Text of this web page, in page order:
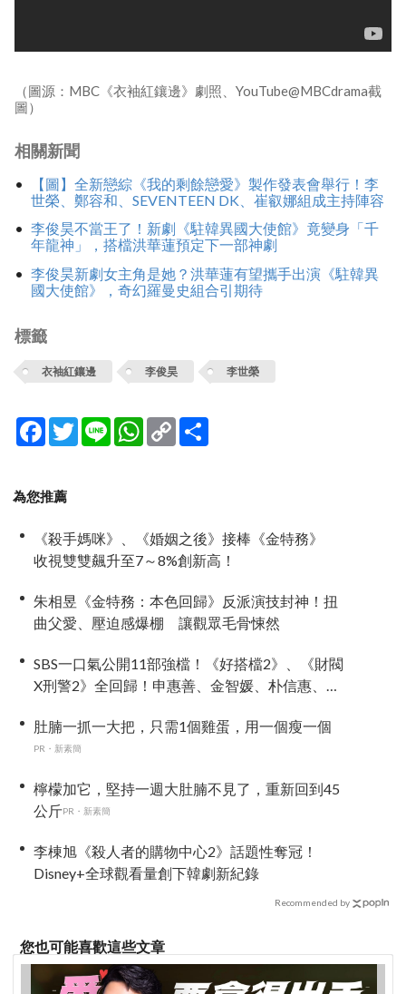
（圖源：MBC《衣袖紅鑲邊》劇照、YouTube@MBCdrama截
圖）
相關新聞
【圖】全新戀綜《我的剩餘戀愛》製作發表會舉行！李
世榮、鄭容和、SEVENTEEN DK、崔叡娜組成主持陣容
李俊昊不當王了！新劇《駐韓異國大使館》竟變身「千
年龍神」，搭檔洪華蓮預定下一部神劇
李俊昊新劇女主角是她？洪華蓮有望攜手出演《駐韓異
國大使館》，奇幻羅曼史組合引期待
標籤
衣袖紅鑲邊 李俊昊 李世榮
Facebook
TwitterLine WhatsApp
Copy
Link
為您推薦
《殺手媽咪》、《婚姻之後》接棒《金特務》
收視雙雙飆升至7～8%創新高！
朱相昱《金特務：本色回歸》反派演技封神！扭
曲父愛、壓迫感爆棚 讓觀眾毛骨悚然
SBS一口氣公開11部強檔！《好搭檔2》、《財閥
X刑警2》全回歸！申惠善、金智媛、朴信惠、金
肚腩一抓一大把，只需1個雞蛋，用一個瘦一個
PR・新素簡
檸檬加它，堅持一週大肚腩不見了，重新回到45
公斤PR・新素簡
李棟旭《殺人者的購物中心2》話題性奪冠！
Disney+全球觀看量創下韓劇新紀錄
Recommended by
您也可能喜歡這些文章